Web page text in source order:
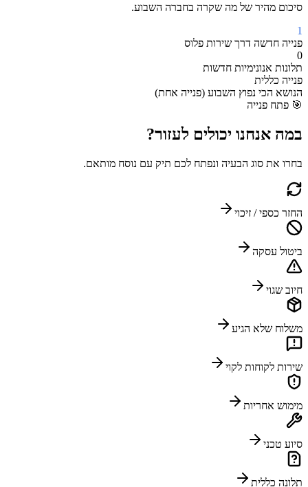
סיכום מהיר של מה שקרה בחברה השבוע.
1
פנייה חדשה דרך שירות פלוס
0
תלונות אנונימיות חדשות
פנייה כללית
הנושא הכי נפוץ השבוע (פנייה אחת)
🎯 פתח פנייה
במה אנחנו יכולים לעזור?
בחרו את סוג הבעיה ונפתח לכם תיק עם נוסח מותאם.
החזר כספי / זיכוי
ביטול עסקה
חיוב שגוי
משלוח שלא הגיע
שירות לקוחות לקוי
מימוש אחריות
סיוע טכני
תלונה כללית